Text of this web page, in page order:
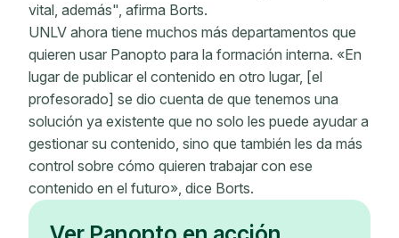
vital, además", afirma Borts.
UNLV ahora tiene muchos más departamentos que
quieren usar Panopto para la formación interna. «En
lugar de publicar el contenido en otro lugar, [el
profesorado] se dio cuenta de que tenemos una
solución ya existente que no solo les puede ayudar a
gestionar su contenido, sino que también les da más
control sobre cómo quieren trabajar con ese
contenido en el futuro», dice Borts.